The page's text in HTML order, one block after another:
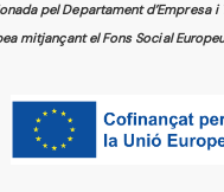
pel Departament d’Empresa i
mitjançant el Fons Social